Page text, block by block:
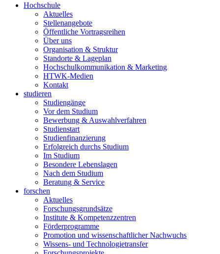
Hochschule
Aktuelles
Stellenangebote
Öffentliche Vortragsreihen
Über uns
Organisation & Struktur
Standorte & Lageplan
Hochschulkommunikation & Marketing
HTWK-Medien
Kontakt
studieren
Studiengänge
Vor dem Studium
Bewerbung & Auswahlverfahren
Studienstart
Studienfinanzierung
Erfolgreich durchs Studium
Im Studium
Besondere Lebenslagen
Nach dem Studium
Beratung & Service
forschen
Aktuelles
Forschungsgrundsätze
Institute & Kompetenzzentren
Förderprogramme
Promotion und wissenschaftlicher Nachwuchs
Wissens- und Technologietransfer